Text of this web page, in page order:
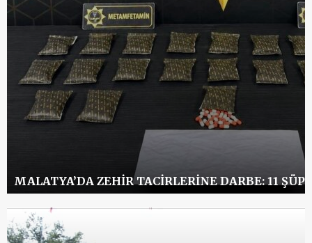
MALATYA’DA ZEHIR TACIRLERINE DARBE: 11